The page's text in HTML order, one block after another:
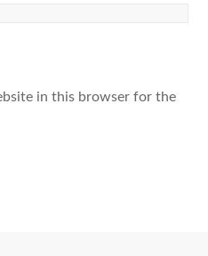
in this browser for the